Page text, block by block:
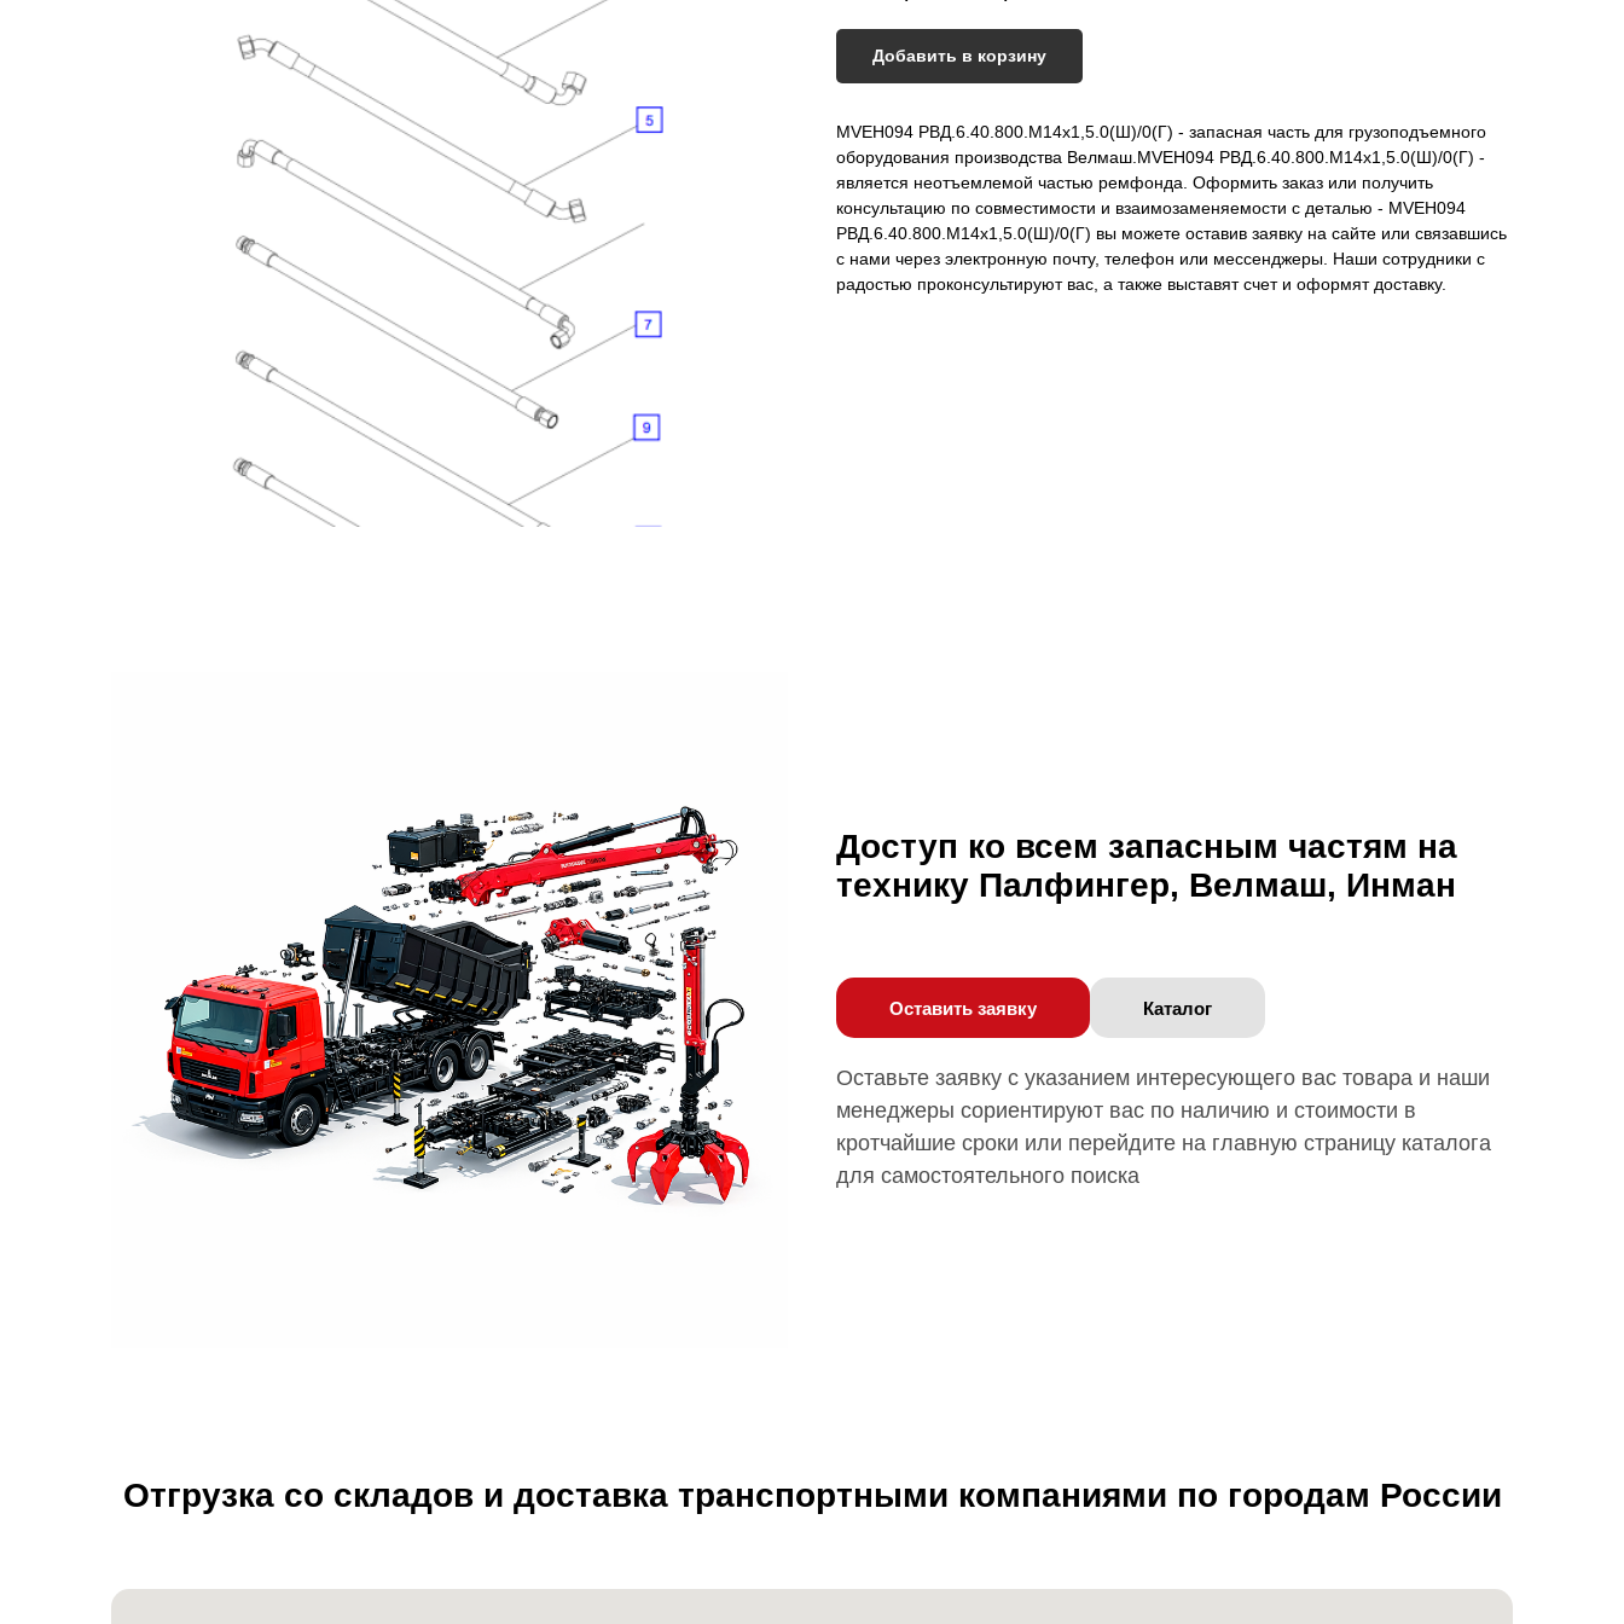
Добавить в корзину
MVEH094 РВД.6.40.800.М14х1,5.0(Ш)/0(Г) - запасная часть для грузоподъемного
оборудования производства Велмаш.MVEH094 РВД.6.40.800.М14х1,5.0(Ш)/0(Г) -
является неотъемлемой частью ремфонда. Оформить заказ или получить
консультацию по совместимости и взаимозаменяемости с деталью - MVEH094
РВД.6.40.800.М14х1,5.0(Ш)/0(Г) вы можете оставив заявку на сайте или связавшись
с нами через электронную почту, телефон или мессенджеры. Наши сотрудники с
радостью проконсультируют вас, а также выставят счет и оформят доставку.
Доступ ко всем запасным частям на
технику Палфингер, Велмаш, Инман
Оставить заявку Каталог
Оставьте заявку с указанием интересующего вас товара и наши
менеджеры сориентируют вас по наличию и стоимости в
кротчайшие сроки или перейдите на главную страницу каталога
для самостоятельного поиска
Отгрузка со складов и доставка транспортными компаниями по городам России